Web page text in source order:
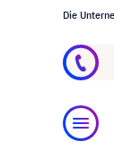
Die